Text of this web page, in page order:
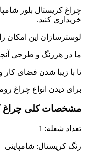
چراغ کریستال بلور
خریداری کنید.
لوسترسازان این امکان
ما در هررنگ و طرحی
تا با زیبا شدن فضای
برای دیدن انواع چراغ
مشخصات کلی چراغ
تعداد شعله: 1
رنگ کریستال: شامپاینی